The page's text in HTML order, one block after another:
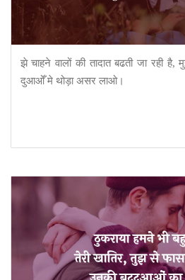
झे चाहने वालों की तादात बढती जा रही
दुआओँ मे थोड़ा असर लाओ।